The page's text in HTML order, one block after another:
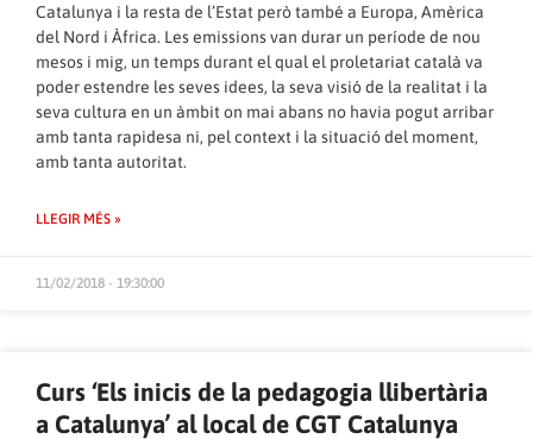
Catalunya i la resta de l’Estat però també a Europa, Amèrica
del Nord i Àfrica. Les emissions van durar un període de nou
mesos i mig, un temps durant el qual el proletariat català va
poder estendre les seves idees, la seva visió de la realitat i la
seva cultura en un àmbit on mai abans no havia pogut arribar
amb tanta rapidesa ni, pel context i la situació del moment,
amb tanta autoritat.
LLEGIR MÉS »
11/02/2018 - 19:30:00
Curs ‘Els inicis de la pedagogia llibertària
a Catalunya’ al local de CGT Catalunya